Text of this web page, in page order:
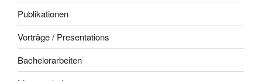
Publikationen
Vorträge / Presentations
Bachelorarbeiten